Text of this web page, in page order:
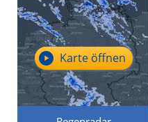
Karte öffnen